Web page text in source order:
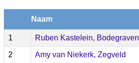
Naam
1 Ruben Kastelein, Bodegraven
2 Amy van Niekerk, Zegveld